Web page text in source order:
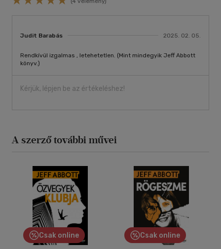
Judit Barabás 2025. 02. 05.
Rendkívül izgalmas , letehetetlen. (Mint mindegyik Jeff Abbott
könyv.)
Kérjük, lépjen be az értékeléshez!
A szerző további művei
Csak online Csak online